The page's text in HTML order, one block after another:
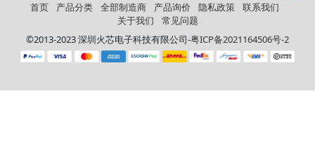
首页 产品分类 全部制造商 产品询价 隐私政策
联系我们
关于我们
常见问题
©2013-2023 深圳火芯电子科技有限公司-粤ICP备2021164506号-2